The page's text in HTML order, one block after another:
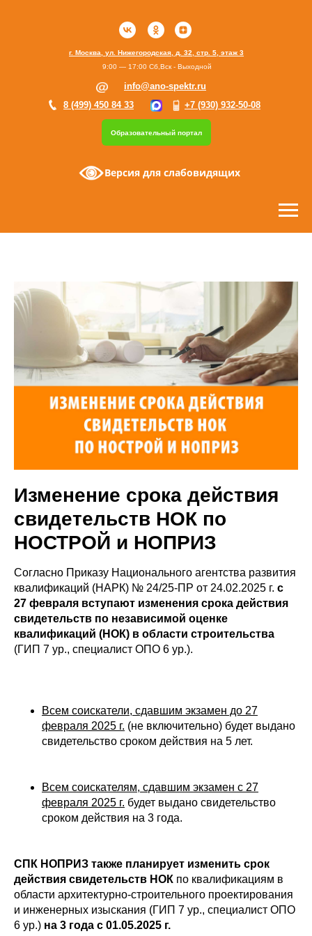
Образовательный портал
г. Москва, ул. Нижегородская, д. 32, стр. 5, этаж 3
+7 (930) 932-50-08
8 (499) 450 84 33
info@ano-spektr.ru
9:00 — 17:00 Сб,Вск - Выходной
Версия для слабовидящих
Изменение срока действия
свидетельств НОК по
НОСТРОЙ и НОПРИЗ
Согласно Приказу Национального агентства развития
квалификаций (НАРК) № 24/25-ПР от 24.02.2025 г. с
27 февраля вступают изменения срока действия
свидетельств по независимой оценке
квалификаций (НОК) в области строительства
(ГИП 7 ур., специалист ОПО 6 ур.).
Всем соискатели, сдавшим экзамен до 27
февраля 2025 г. (не включительно) будет выдано
свидетельство сроком действия на 5 лет.
Всем соискателям, сдавшим экзамен с 27
февраля 2025 г. будет выдано свидетельство
сроком действия на 3 года.
СПК НОПРИЗ также планирует изменить срок
действия свидетельств НОК по квалификациям в
области архитектурно-строительного проектирования
и инженерных изыскания (ГИП 7 ур., специалист ОПО
6 ур.) на 3 года с 01.05.2025 г.